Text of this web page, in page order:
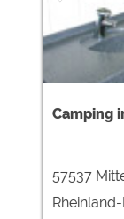
Camping
57537